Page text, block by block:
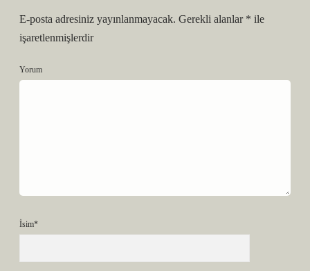
E-posta adresiniz yayınlanmayacak. Gerekli alanlar * ile
işaretlenmişlerdir
Yorum
İsim*